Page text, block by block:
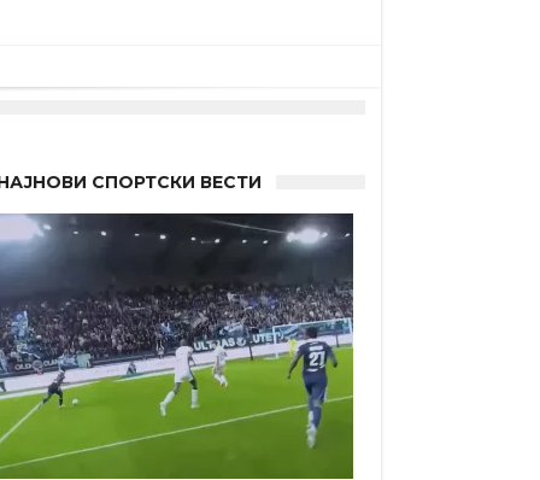
СПОРТСКИ ВЕСТИ